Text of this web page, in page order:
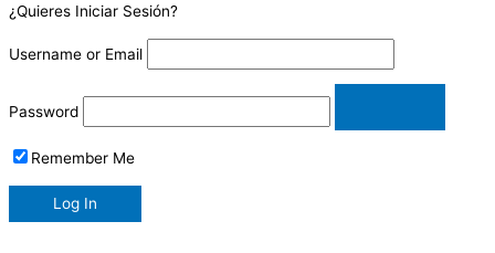
¿Quieres Iniciar Sesión?
Username or Email
Password
Remember Me